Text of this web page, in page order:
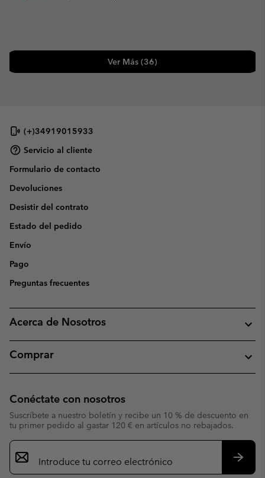
Ver Más (36)
(+)34919015933
Servicio al cliente
Formulario de contacto
Devoluciones
Desistir del contrato
Estado del pedido
Envío
Pago
Preguntas frecuentes
Acerca de Nosotros
Comprar
Conéctate con nosotros
Suscríbete a nuestro boletín y recibe un 10 % de descuento en
tu primer pedido al gastar 120 € en artículos no rebajados.
Suscripción
de
correo